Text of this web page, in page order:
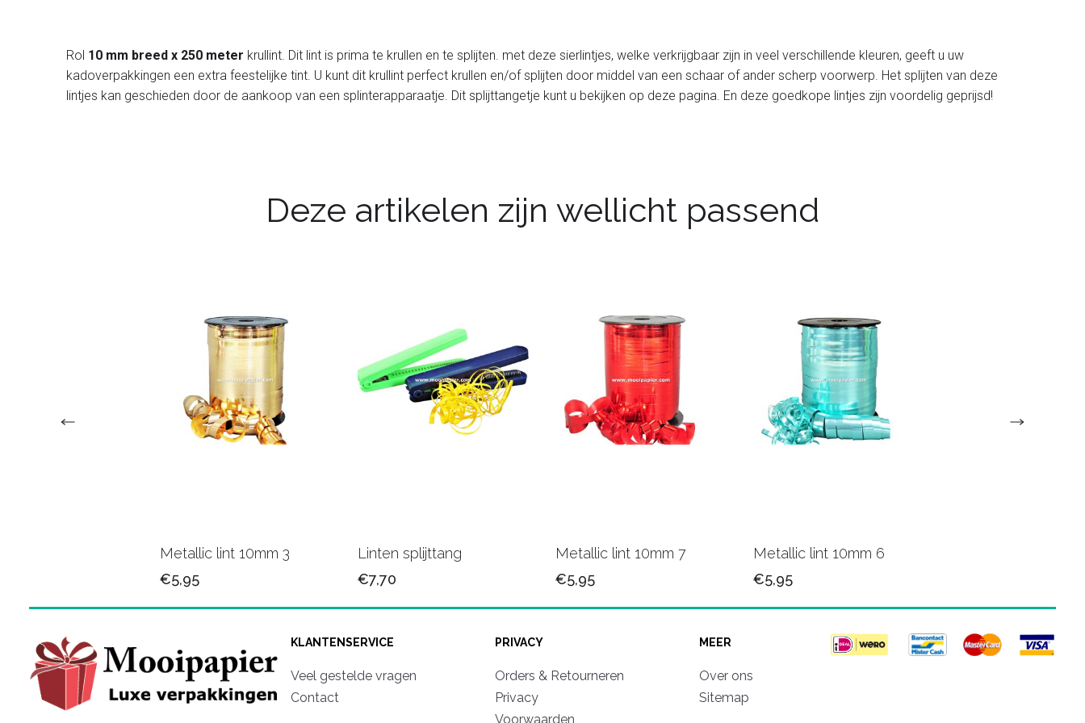
Rol 10 mm breed x 250 meter krullint. Dit lint is prima te krullen en te splijten. met deze sierlintjes, welke verkrijgbaar zijn in veel verschillende kleuren, geeft u uw
kadoverpakkingen een extra feestelijke tint. U kunt dit krullint perfect krullen en/of splijten door middel van een schaar of ander scherp voorwerp. Het splijten van deze
lintjes kan geschieden door de aankoop van een splinterapparaatje. Dit splijttangetje kunt u bekijken op deze pagina. En deze goedkope lintjes zijn voordelig geprijsd!
Deze artikelen zijn wellicht passend
Metallic lint 10mm 3
€5,95
Linten splijttang
€7,70
Metallic lint 10mm 7
€5,95
Metallic lint 10mm 6
€5,95
KLANTENSERVICE
Veel gestelde vragen
Contact
PRIVACY
Orders & Retourneren
Privacy
Voorwaarden
MEER
Over ons
Sitemap